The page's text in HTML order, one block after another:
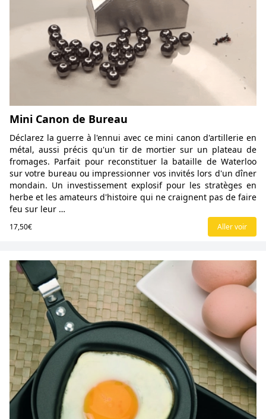
Mini Canon de Bureau
Déclarez la guerre à l'ennui avec ce mini canon d'artillerie en
métal, aussi précis qu'un tir de mortier sur un plateau de
fromages. Parfait pour reconstituer la bataille de Waterloo
sur votre bureau ou impressionner vos invités lors d'un dîner
mondain. Un investissement explosif pour les stratèges en
herbe et les amateurs d'histoire qui ne craignent pas de faire
feu sur leur …
17,50€ Aller voir